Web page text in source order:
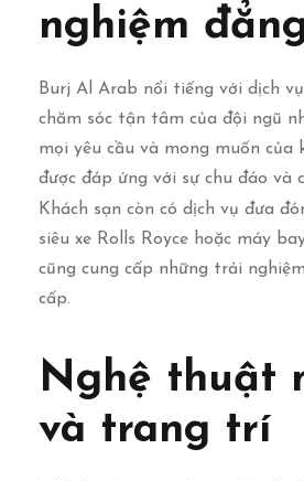
nghiệm
Burj Al Arab nổi tiếng với dịch
chăm sóc tận tâm của đội ngũ
mọi yêu cầu và mong muốn của
được đáp ứng với sự chu đáo và
Khách sạn còn có dịch vụ đưa
siêu xe Rolls Royce hoặc máy
cũng cung cấp những trải
cấp.
Nghệ thuật
và trang trí